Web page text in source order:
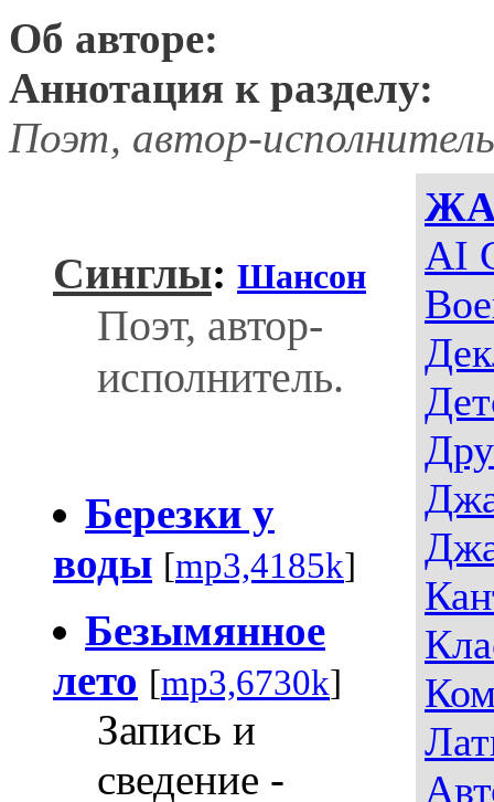
Об авторе:
Аннотация к разделу:
Поэт, автор-
AI
Синглы: Шансон
Поэт, автор-
исполнитель.
Березки у
воды [mp3,4185k]
Безымянное
лето [mp3,6730k]
Запись и
сведение -